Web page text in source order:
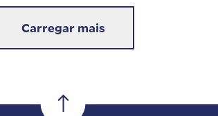
Carregar mais